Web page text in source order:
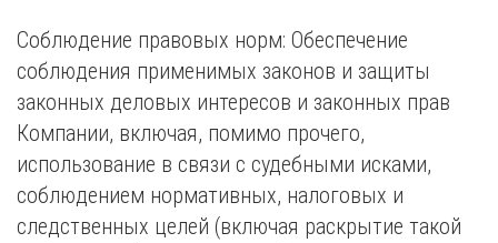
Соблюдение правовых норм: Обеспечение
соблюдения применимых законов и защиты
законных деловых интересов и законных прав
Компании, включая, помимо прочего,
использование в связи с судебными исками,
соблюдением нормативных, налоговых и
следственных целей (включая раскрытие такой